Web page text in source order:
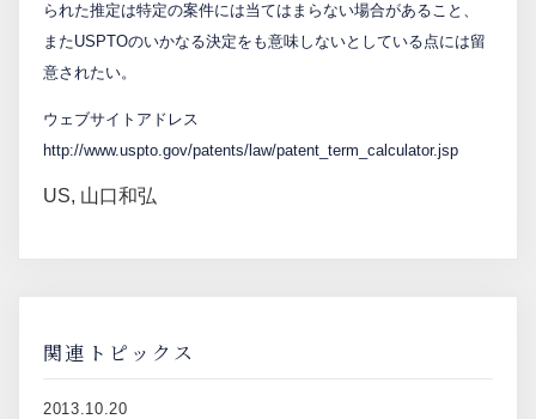
採用サイト
お問い合わせ
られた推定は特定の案件には当てはまらない場合があること、
またUSPTOのいかなる決定をも意味しないとしている点には留
意されたい。
ウェブサイトアドレス
http://www.uspto.gov/patents/law/patent_term_calculator.jsp
US, 山口和弘
関連トピックス
2013.10.20